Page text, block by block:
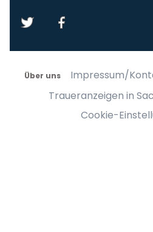
Über uns Impressum/
Traueranzeigen in
Cookie-